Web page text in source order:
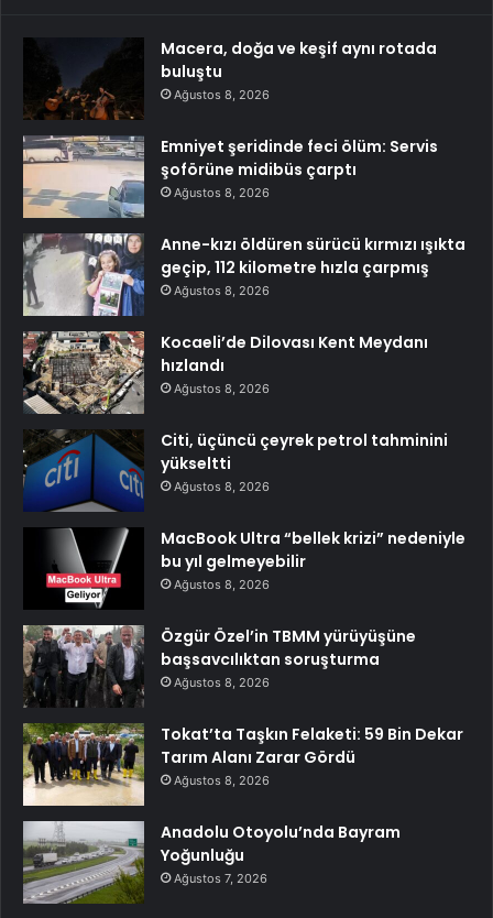
Macera, doğa ve keşif aynı rotada
buluştu
Ağustos 8, 2026
Emniyet şeridinde feci ölüm: Servis
şoförüne midibüs çarptı
Ağustos 8, 2026
Anne-kızı öldüren sürücü kırmızı ışıkta
geçip, 112 kilometre hızla çarpmış
Ağustos 8, 2026
Kocaeli’de Dilovası Kent Meydanı
hızlandı
Ağustos 8, 2026
Citi, üçüncü çeyrek petrol tahminini
yükseltti
Ağustos 8, 2026
MacBook Ultra “bellek krizi” nedeniyle
bu yıl gelmeyebilir
Ağustos 8, 2026
Özgür Özel’in TBMM yürüyüşüne
başsavcılıktan soruşturma
Ağustos 8, 2026
Tokat’ta Taşkın Felaketi: 59 Bin Dekar
Tarım Alanı Zarar Gördü
Ağustos 8, 2026
Anadolu Otoyolu’nda Bayram
Yoğunluğu
Ağustos 7, 2026